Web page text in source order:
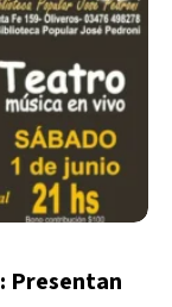
Presentan